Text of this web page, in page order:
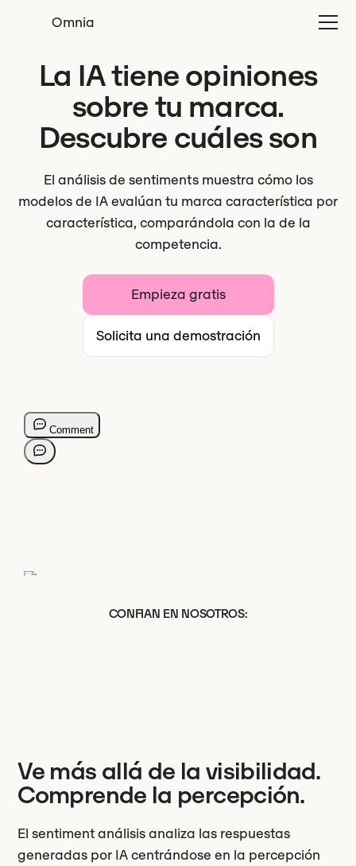
Omnia
La IA tiene opiniones
sobre tu marca.
Descubre cuáles son
El análisis de sentiments muestra cómo los
modelos de IA evalúan tu marca característica por
característica, comparándola con la de la
competencia.
Empieza gratis
Solicita una demostración
CONFIAN EN NOSOTROS:
Ve más allá de la visibilidad.
Comprende la percepción.
El sentiment análisis analiza las respuestas
generadas por IA centrándose en la percepción